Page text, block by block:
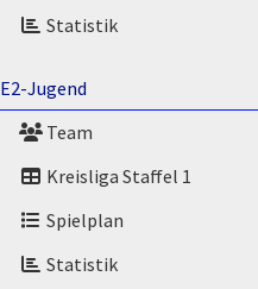
Statistik
E2-Jugend
Team
Kreisliga Staffel 1
Spielplan
Statistik